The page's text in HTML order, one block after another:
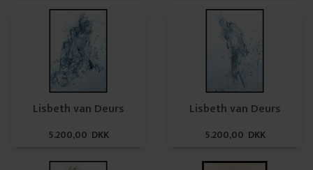
Lisbeth van Deurs
5.200,00 DKK
Lisbeth van Deurs
5.200,00 DKK